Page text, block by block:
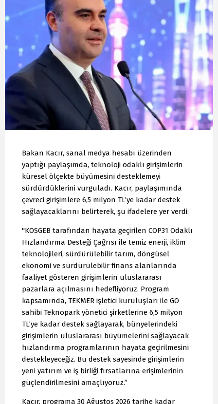
Bakan Kacır, sanal medya hesabı üzerinden
yaptığı paylaşımda, teknoloji odaklı girişimlerin
küresel ölçekte büyümesini desteklemeyi
sürdürdüklerini vurguladı. Kacır, paylaşımında
çevreci girişimlere 6,5 milyon TL’ye kadar destek
sağlayacaklarını belirterek, şu ifadelere yer verdi:
"KOSGEB tarafından hayata geçirilen COP31 Odaklı
Hızlandırma Desteği Çağrısı ile temiz enerji, iklim
teknolojileri, sürdürülebilir tarım, döngüsel
ekonomi ve sürdürülebilir finans alanlarında
faaliyet gösteren girişimlerin uluslararası
pazarlara açılmasını hedefliyoruz. Program
kapsamında, TEKMER işletici kuruluşları ile GO
sahibi Teknopark yönetici şirketlerine 6,5 milyon
TL’ye kadar destek sağlayarak, bünyelerindeki
girişimlerin uluslararası büyümelerini sağlayacak
hızlandırma programlarının hayata geçirilmesini
destekleyeceğiz. Bu destek sayesinde girişimlerin
yeni yatırım ve iş birliği fırsatlarına erişimlerinin
güçlendirilmesini amaçlıyoruz.”
Kacır, programa 30 Ağustos 2026 tarihe kadar